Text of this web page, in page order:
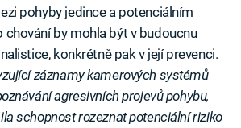
pohyby jedince a potenciálním
chování by mohla být v budoucnu
konkrétně pak v její prevenci.
záznamy kamerových systémů
agresivních projevů pohybu,
schopnost rozeznat potenciální riziko